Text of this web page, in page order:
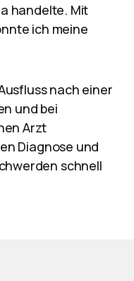
handelte. Mit
ich meine
nach einer
und bei
Arzt
Diagnose und
schnell